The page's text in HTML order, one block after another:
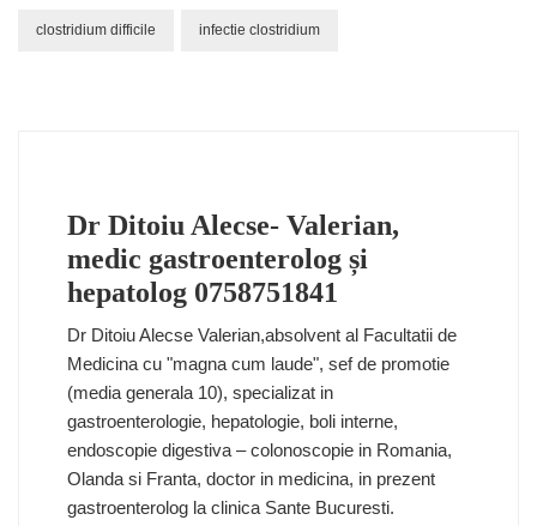
clostridium difficile infectie clostridium
Dr Ditoiu Alecse- Valerian,
medic gastroenterolog și
hepatolog 0758751841
Dr Ditoiu Alecse Valerian,absolvent al Facultatii de
Medicina cu "magna cum laude", sef de promotie
(media generala 10), specializat in
gastroenterologie, hepatologie, boli interne,
endoscopie digestiva – colonoscopie in Romania,
Olanda si Franta, doctor in medicina, in prezent
gastroenterolog la clinica Sante Bucuresti.